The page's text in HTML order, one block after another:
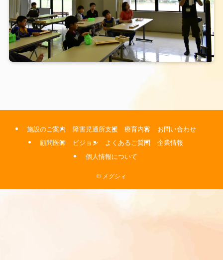
施設のご案内 障害児通所支援 療育内容
お問い合わせ
顧問医師
ビジョン よくあるご質問
企業情報
個人情報について
© メグシィ